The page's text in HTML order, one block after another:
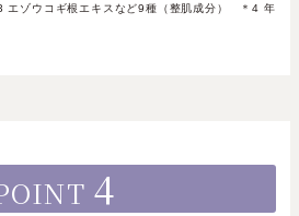
ゾウコギ根エキスなど9種（整肌成分） ＊4 年
4